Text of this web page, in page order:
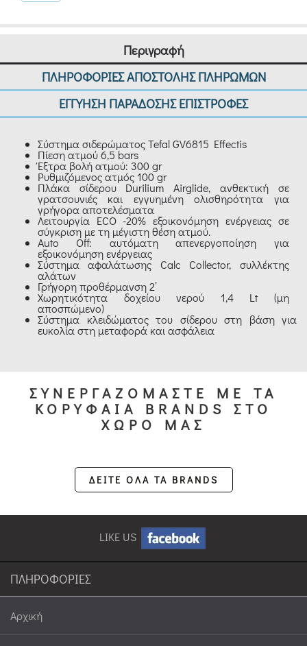
Περιγραφή
ΠΛΗΡΟΦΟΡΙΕΣ ΑΠΟΣΤΟΛΗΣ ΠΛΗΡΩΜΩΝ
ΕΓΓΥΗΣΗ ΠΑΡΑΔΟΣΗΣ ΕΠΙΣΤΡΟΦΕΣ
Σύστημα σιδερώματος Tefal GV6815 Effectis
Πίεση ατμού 6,5 bars
Έξτρα βολή ατμού: 300 gr
Ρυθμιζόμενος ατμός 100 gr
Πλάκα σίδερου Durilium Airglide, ανθεκτική σε
γρατσουνιές και εγγυημένη ολισθηρότητα για
γρήγορα αποτελέσματα
Λειτουργία ECO -20% εξοικονόμηση ενέργειας σε
σύγκριση με τη μέγιστη θέση ατμού.
Auto Off: αυτόματη απενεργοποίηση για
εξοικονόμηση ενέργειας
Σύστημα αφαλάτωσης Calc Collector, συλλέκτης
αλάτων
Γρήγορη προθέρμανση 2’
Χωρητικότητα δοχείου νερού 1,4 Lt (μη
αποσπώμενο)
Σύστημα κλειδώματος του σίδερου στη βάση για
ευκολία στη μεταφορά και ασφάλεια
ΣΥΝΕΡΓΑΖΟΜΑΣΤΕ ΜΕ ΤΑ
ΚΟΡΥΦΑΙΑ BRANDS ΣΤΟ
ΧΩΡΟ ΜΑΣ
ΔΕΙΤΕ ΟΛΑ ΤΑ BRANDS
LIKE US
ΠΛΗΡΟΦΟΡΙΕΣ
Αρχική